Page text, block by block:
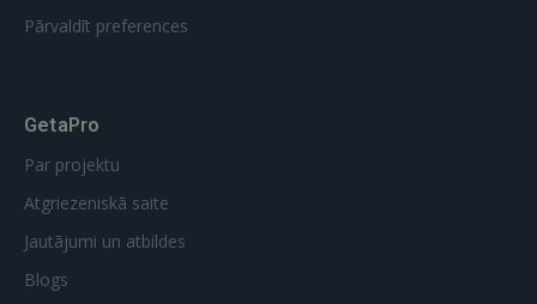
Pārvaldīt preferences
GetaPro
Par projektu
Atgriezeniskā saite
Jautājumi un atbildes
Blogs